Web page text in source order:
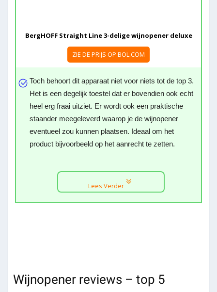
BergHOFF Straight Line 3-delige wijnopener deluxe
ZIE DE PRIJS OP BOL.COM
Toch behoort dit apparaat niet voor niets tot de top 3.
Het is een degelijk toestel dat er bovendien ook echt
heel erg fraai uitziet. Er wordt ook een praktische
staander meegeleverd waarop je de wijnopener
eventueel zou kunnen plaatsen. Ideaal om het
product bijvoorbeeld op het aanrecht te zetten.
Lees Verder
Wijnopener reviews – top 5